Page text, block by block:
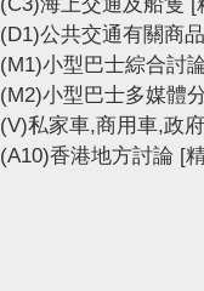
(D1)公共交通有關商品
(M1)小型巴士綜合討
(M2)小型巴士多媒體
(V)私家車,商用車,政
(A10)香港地方討論 [